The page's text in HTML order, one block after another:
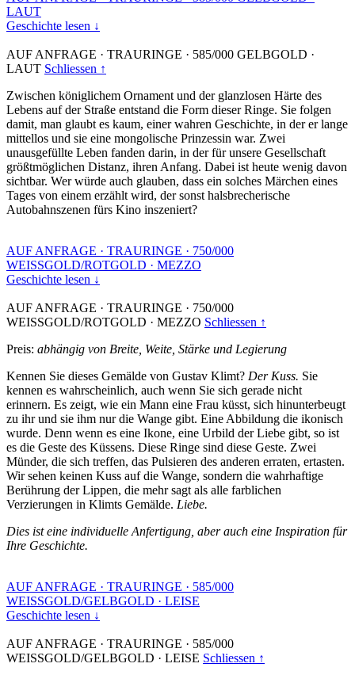
LAUT
Geschichte lesen ↓
AUF ANFRAGE · TRAURINGE · 585/000 GELBGOLD ·
LAUT Schliessen ↑
Zwischen königlichem Ornament und der glanzlosen Härte des
Lebens auf der Straße entstand die Form dieser Ringe. Sie folgen
damit, man glaubt es kaum, einer wahren Geschichte, in der er lange
mittellos und sie eine mongolische Prinzessin war. Zwei
unausgefüllte Leben fanden darin, in der für unsere Gesellschaft
größtmöglichen Distanz, ihren Anfang. Dabei ist heute wenig davon
sichtbar. Wer würde auch glauben, dass ein solches Märchen eines
Tages von einem erzählt wird, der sonst halsbrecherische
Autobahnszenen fürs Kino inszeniert?
AUF ANFRAGE · TRAURINGE · 750/000
WEISSGOLD/ROTGOLD · MEZZO
Geschichte lesen ↓
AUF ANFRAGE · TRAURINGE · 750/000
WEISSGOLD/ROTGOLD · MEZZO Schliessen ↑
Preis: abhängig von Breite, Weite, Stärke und Legierung
Kennen Sie dieses Gemälde von Gustav Klimt? Der Kuss. Sie
kennen es wahrscheinlich, auch wenn Sie sich gerade nicht
erinnern. Es zeigt, wie ein Mann eine Frau küsst, sich hinunterbeugt
zu ihr und sie ihm nur die Wange gibt. Eine Abbildung die ikonisch
wurde. Denn wenn es eine Ikone, eine Urbild der Liebe gibt, so ist
es die Geste des Küssens. Diese Ringe sind diese Geste. Zwei
Münder, die sich treffen, das Pulsieren des anderen erraten, ertasten.
Wir sehen keinen Kuss auf die Wange, sondern die wahrhaftige
Berührung der Lippen, die mehr sagt als alle farblichen
Verzierungen in Klimts Gemälde. Liebe.
Dies ist eine individuelle Anfertigung, aber auch eine Inspiration für
Ihre Geschichte.
AUF ANFRAGE · TRAURINGE · 585/000
WEISSGOLD/GELBGOLD · LEISE
Geschichte lesen ↓
AUF ANFRAGE · TRAURINGE · 585/000
WEISSGOLD/GELBGOLD · LEISE Schliessen ↑